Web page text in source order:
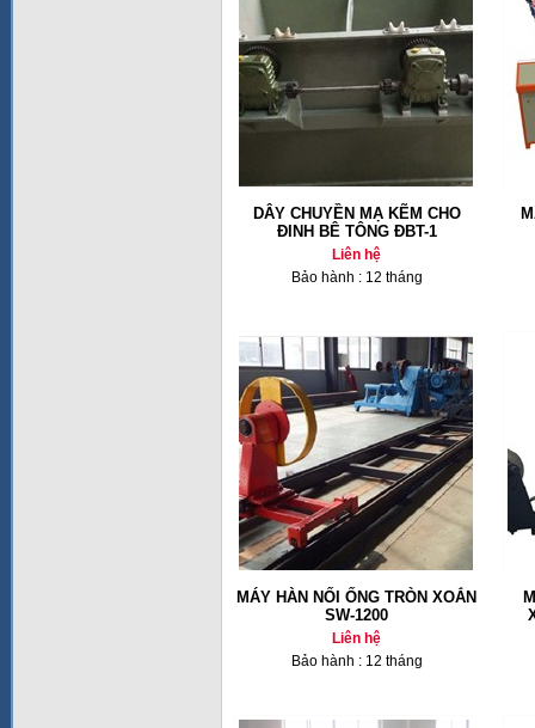
DÂY CHUYỀN MẠ KẼM CHO
ĐINH BÊ TÔNG ĐBT-1
Liên hệ
Bảo hành : 12 tháng
MÁY HÀN NỐI ỐNG TRÒN XOẮN
SW-1200
Liên hệ
Bảo hành : 12 tháng